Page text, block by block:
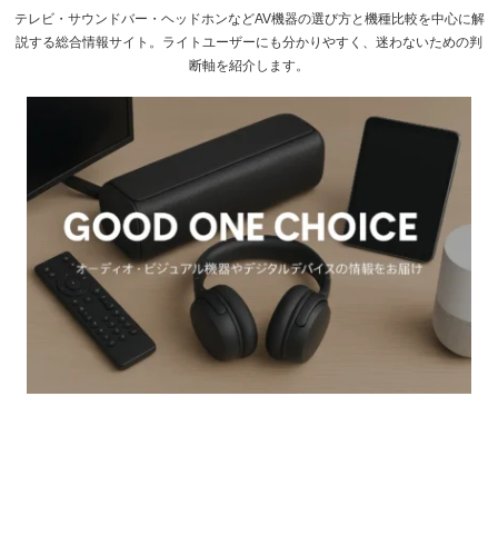
テレビ・サウンドバー・ヘッドホンなどAV機器の選び方と機種比較を中心に解
説する総合情報サイト。ライトユーザーにも分かりやすく、迷わないための判
断軸を紹介します。